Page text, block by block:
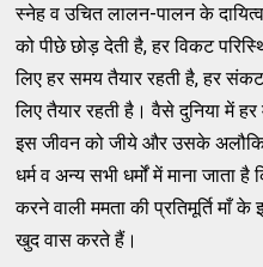
स्नेह व उचित लालन-पालन के
को पीछे छोड़ देती है, हर विकट
लिए हर समय तैयार रहती है, हर
लिए तैयार रहती है। वैसे दुनिया में हर
इस जीवन को जीये और उसके
धर्म व अन्य सभी धर्मों में माना जाता है
करने वाली ममता की प्रतिमूर्ति माँ
खुद वास करते हैं।